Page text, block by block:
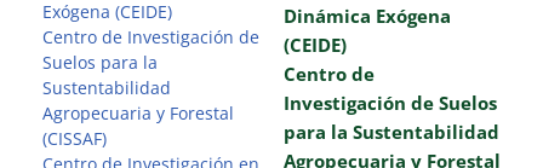
Exógena (CEIDE)
Centro de Investigación de
Suelos para la
Sustentabilidad
Agropecuaria y Forestal
(CISSAF)
Dinámica Exógena
(CEIDE)
Centro de
Investigación de Suelos
para la Sustentabilidad
Agropecuaria y Forestal